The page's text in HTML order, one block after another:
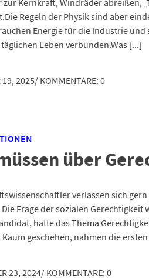
zur Kernkraft, Windräder abreißen,
Regeln der Physik sind aber
Energie für die Industrie und
Leben verbunden.Was [...]
19, 2025/KOMMENTARE: 0
über
verlassen sich
Die Frage der sozialen
hatte das Thema
geschehen, nahmen die
23, 2024/KOMMENTARE: 0